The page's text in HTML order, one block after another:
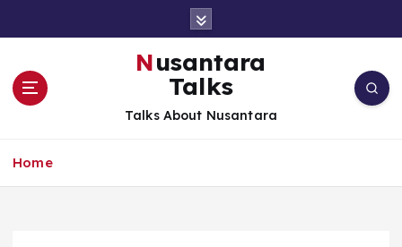
Nusantara
Talks
Talks About Nusantara
Home